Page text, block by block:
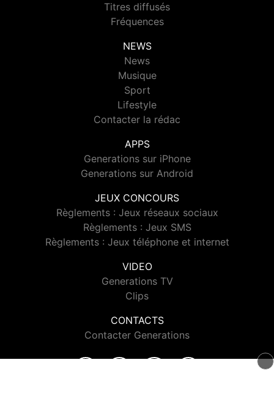
Titres diffusés
Fréquences
NEWS
News
Musique
Sport
Lifestyle
Contacter la rédac
APPS
Generations sur iPhone
Generations sur Android
JEUX CONCOURS
Règlements : Jeux réseaux sociaux
Règlements : Jeux SMS
Règlements : Jeux téléphone et internet
VIDEO
Generations TV
Clips
CONTACTS
Contacter Generations